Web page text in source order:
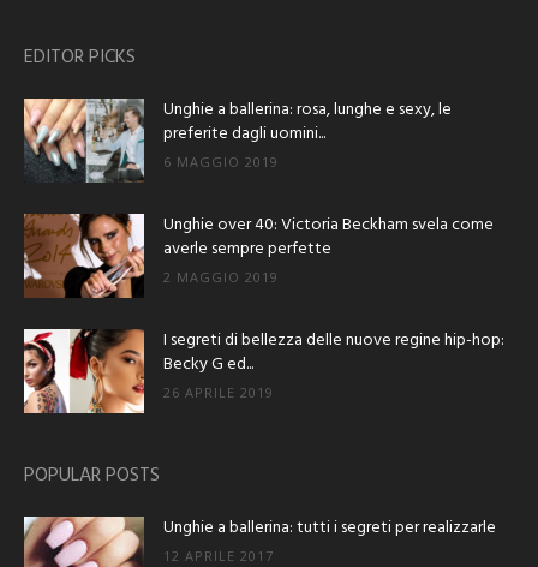
EDITOR PICKS
Unghie a ballerina: rosa, lunghe e sexy, le
preferite dagli uomini...
6 MAGGIO 2019
Unghie over 40: Victoria Beckham svela come
averle sempre perfette
2 MAGGIO 2019
I segreti di bellezza delle nuove regine hip-hop:
Becky G ed...
26 APRILE 2019
POPULAR POSTS
Unghie a ballerina: tutti i segreti per realizzarle
12 APRILE 2017